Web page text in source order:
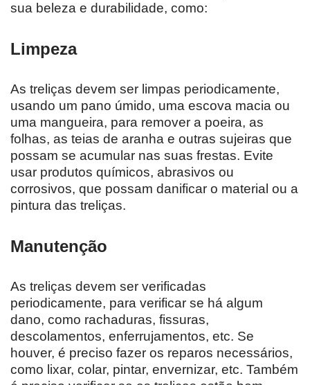
sua beleza e durabilidade, como:
Limpeza
As treliças devem ser limpas periodicamente,
usando um pano úmido, uma escova macia ou
uma mangueira, para remover a poeira, as
folhas, as teias de aranha e outras sujeiras que
possam se acumular nas suas frestas. Evite
usar produtos químicos, abrasivos ou
corrosivos, que possam danificar o material ou a
pintura das treliças.
Manutenção
As treliças devem ser verificadas
periodicamente, para verificar se há algum
dano, como rachaduras, fissuras,
descolamentos, enferrujamentos, etc. Se
houver, é preciso fazer os reparos necessários,
como lixar, colar, pintar, envernizar, etc. Também